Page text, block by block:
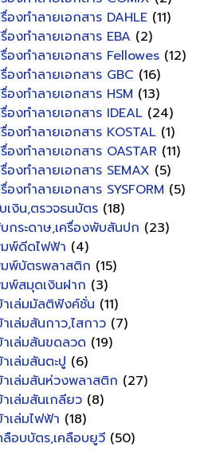
รื่องทำลายเอกสาร DAHLE (11)
รื่องทำลายเอกสาร EBA (2)
รื่องทำลายเอกสาร Fellowes (12)
รื่องทำลายเอกสาร GBC (16)
รื่องทำลายเอกสาร HSM (13)
รื่องทำลายเอกสาร IDEAL (24)
รื่องทำลายเอกสาร KOSTAL (1)
รื่องทำลายเอกสาร OASTAR (11)
รื่องทำลายเอกสาร SEMAX (5)
องทำลายเอกสาร SYSFORM (5)
เงิน,ตรวจธนบัตร (18)
กระดาษ,เครื่องพับสันปก (23)
พ์ดีดไฟฟ้า (4)
มพ์บัตรพลาสติก (15)
พ์สมุดเงินฝาก (3)
าเล่มมัลติฟังค์ชั่น (11)
าเล่มสันกาว,ไสกาว (7)
าเล่มสันขดลวด (19)
าเล่มสันตะปู (6)
าเล่มสันห่วงพลาสติก (27)
าเล่มสันเกลียว (8)
าเล่มไฟฟ้า (18)
ลือบบัตร,เคลือบยูวี (50)